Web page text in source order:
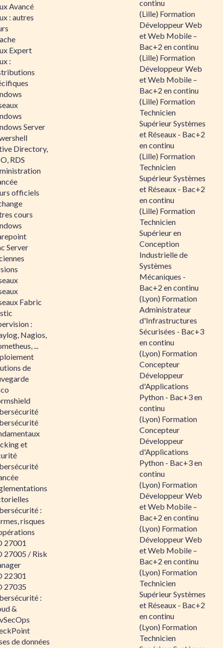
Avancé
: autres
Expert
:
Server
Directory,
RDS
officiels
cours
Server
Fabric
:
Nagios,
...
de
et
:
risques
27001
27005 / Risk
22301
27035
:
&
de données
continu
(Lille) Formation
Développeur Web
et Web Mobile –
Bac+2 en continu
(Lille) Formation
Développeur Web
et Web Mobile –
Bac+2 en continu
(Lille) Formation
Technicien
Supérieur Systèmes
et Réseaux - Bac+2
en continu
(Lille) Formation
Technicien
Supérieur Systèmes
et Réseaux - Bac+2
en continu
(Lille) Formation
Technicien
Supérieur en
Conception
Industrielle de
Systèmes
Mécaniques -
Bac+2 en continu
(Lyon) Formation
Administrateur
d'Infrastructures
Sécurisées - Bac+3
en continu
(Lyon) Formation
Concepteur
Développeur
d'Applications
Python - Bac+3 en
continu
(Lyon) Formation
Concepteur
Développeur
d'Applications
Python - Bac+3 en
continu
(Lyon) Formation
Développeur Web
et Web Mobile –
Bac+2 en continu
(Lyon) Formation
Développeur Web
et Web Mobile –
Bac+2 en continu
(Lyon) Formation
Technicien
Supérieur Systèmes
et Réseaux - Bac+2
en continu
(Lyon) Formation
Technicien